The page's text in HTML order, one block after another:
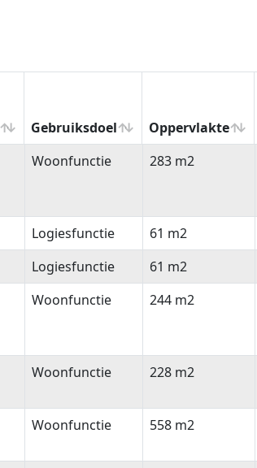
Gebruiksdoel Oppervlakte
Gebruiksdoel Oppervlakte
Woonfunctie 283 m2
Logiesfunctie 61 m2
Logiesfunctie 61 m2
Woonfunctie 244 m2
Woonfunctie 228 m2
Woonfunctie 558 m2